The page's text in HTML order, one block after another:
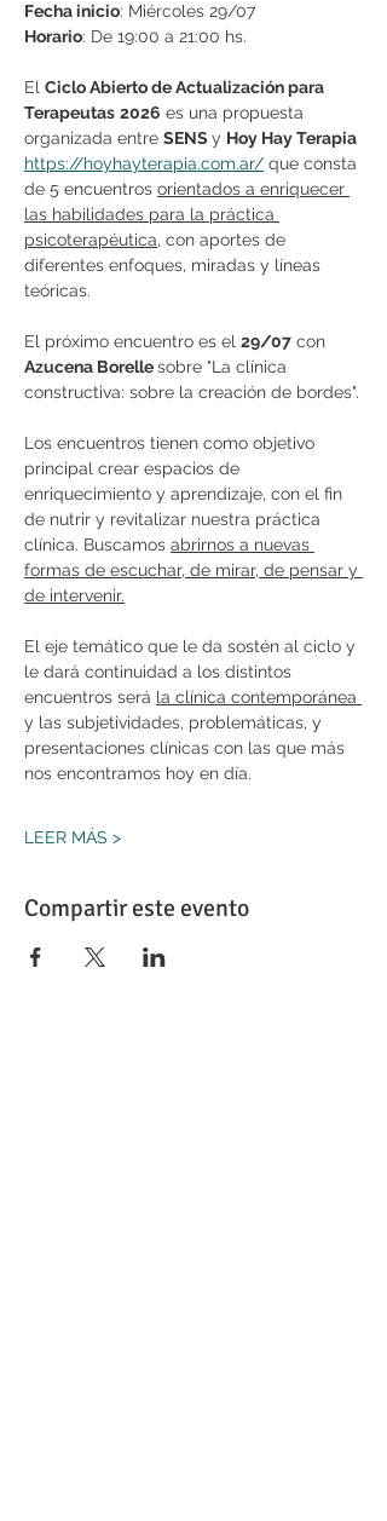
Fecha inicio: Miércoles 29/07
Horario: De 19:00 a 21:00 hs.
El Ciclo Abierto de Actualización para
Terapeutas 2026 es una propuesta
organizada entre SENS y Hoy Hay Terapia
https://hoyhayterapia.com.ar/ que consta
de 5 encuentros orientados a enriquecer
las habilidades para la práctica
psicoterapéutica, con aportes de
diferentes enfoques, miradas y líneas
teóricas.
El próximo encuentro es el 29/07 con
Azucena Borelle sobre "La clínica
constructiva: sobre la creación de bordes".
Los encuentros tienen como objetivo
principal crear espacios de
enriquecimiento y aprendizaje, con el fin
de nutrir y revitalizar nuestra práctica
clínica. Buscamos abrirnos a nuevas
formas de escuchar, de mirar, de pensar y
de intervenir.
El eje temático que le da sostén al ciclo y
le dará continuidad a los distintos
encuentros será la clínica contemporánea
y las subjetividades, problemáticas, y
presentaciones clínicas con las que más
nos encontramos hoy en día.
LEER MÁS >
Compartir este evento